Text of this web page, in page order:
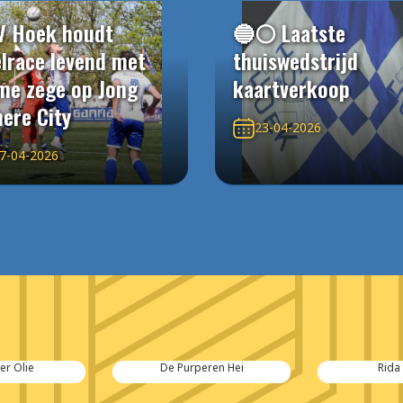
Hoek houdt
levend met
zege op Jong
City
04-2026
🔵⚪️ Laatste
thuiswedstrijd
kaartverkoop
23-04-2026
Olie De Purperen Hei